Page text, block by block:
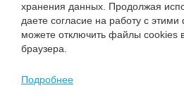
хранения данных. Продолжая
даете согласие на работу с
можете отключить файлы cookies
браузера.
Подробнее